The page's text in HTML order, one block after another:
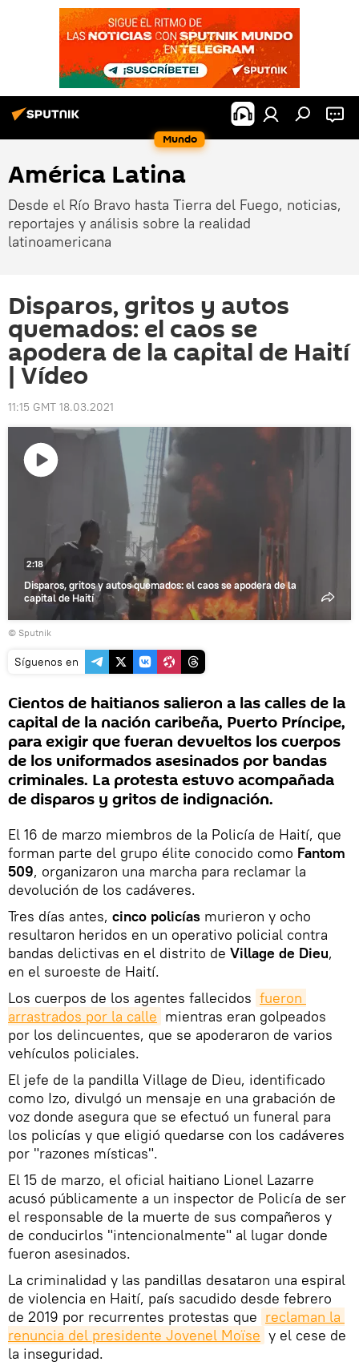
Mundo
América Latina
Desde el Río Bravo hasta Tierra del Fuego, noticias,
reportajes y análisis sobre la realidad
latinoamericana
Disparos, gritos y autos
quemados: el caos se
apodera de la capital de Haití
| Vídeo
11:15 GMT 18.03.2021
Disparos, gritos y autos quemados: el caos se apodera de la
capital de Haití
2:18
© Sputnik
Síguenos en
Cientos de haitianos salieron a las calles de la
capital de la nación caribeña, Puerto Príncipe,
para exigir que fueran devueltos los cuerpos
de los uniformados asesinados por bandas
criminales. La protesta estuvo acompañada
de disparos y gritos de indignación.
El 16 de marzo miembros de la Policía de Haití, que
forman parte del grupo élite conocido como Fantom
509, organizaron una marcha para reclamar la
devolución de los cadáveres.
Tres días antes, cinco policías murieron y ocho
resultaron heridos en un operativo policial contra
bandas delictivas en el distrito de Village de Dieu,
en el suroeste de Haití.
Los cuerpos de los agentes fallecidos fueron
arrastrados por la calle mientras eran golpeados
por los delincuentes, que se apoderaron de varios
vehículos policiales.
El jefe de la pandilla Village de Dieu, identificado
como Izo, divulgó un mensaje en una grabación de
voz donde asegura que se efectuó un funeral para
los policías y que eligió quedarse con los cadáveres
por "razones místicas".
El 15 de marzo, el oficial haitiano Lionel Lazarre
acusó públicamente a un inspector de Policía de ser
el responsable de la muerte de sus compañeros y
de conducirlos "intencionalmente" al lugar donde
fueron asesinados.
La criminalidad y las pandillas desataron una espiral
de violencia en Haití, país sacudido desde febrero
de 2019 por recurrentes protestas que reclaman la
renuncia del presidente Jovenel Moïse y el cese de
la inseguridad.